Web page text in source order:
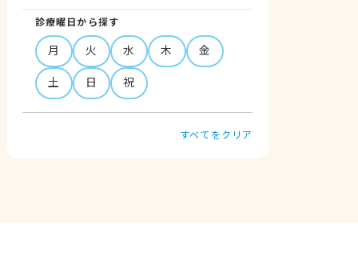
診療曜日から探す
月 火 水 木
金
土
日 祝
すべてをクリア